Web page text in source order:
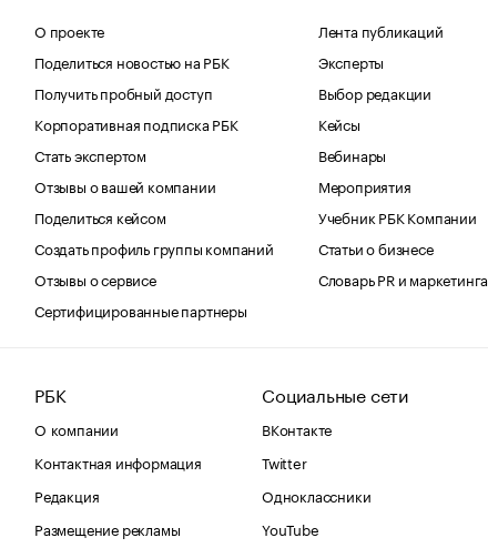
О проекте
Поделиться новостью на РБК
Получить пробный доступ
Корпоративная подписка РБК
Стать экспертом
Отзывы о вашей компании
Поделиться кейсом
Создать профиль группы компаний
Отзывы о сервисе
Сертифицированные партнеры
Лента публикаций
Эксперты
Выбор редакции
Кейсы
Вебинары
Мероприятия
Учебник РБК Компании
Статьи о бизнесе
Словарь PR и маркетинга
РБК
О компании
Контактная информация
Редакция
Размещение рекламы
Социальные сети
ВКонтакте
Twitter
Одноклассники
YouTube